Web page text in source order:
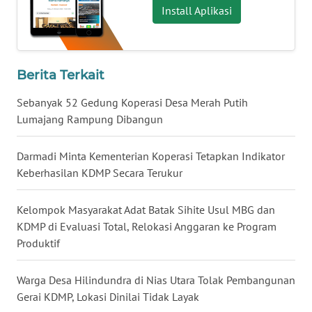
Install Aplikasi
Berita Terkait
Sebanyak 52 Gedung Koperasi Desa Merah Putih
Lumajang Rampung Dibangun
Darmadi Minta Kementerian Koperasi Tetapkan Indikator
Keberhasilan KDMP Secara Terukur
Kelompok Masyarakat Adat Batak Sihite Usul MBG dan
KDMP di Evaluasi Total, Relokasi Anggaran ke Program
Produktif
Warga Desa Hilindundra di Nias Utara Tolak Pembangunan
Gerai KDMP, Lokasi Dinilai Tidak Layak
WN
KALTARA
WN
WN
GORONTALO
WN
SULUT